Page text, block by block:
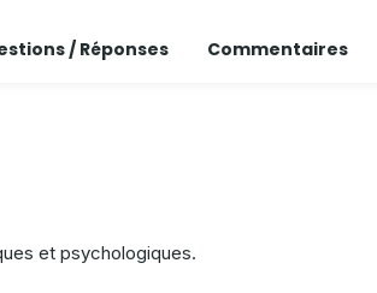
/ Réponses Commentaires
et psychologiques.